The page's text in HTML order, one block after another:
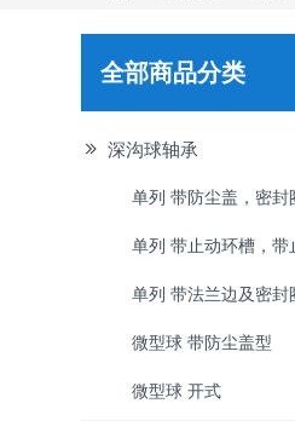
全部商品分类
深沟球轴承
单列 带防尘盖，密封
单列 带法兰边及密封
微型球 带防尘盖型
微型球 开式